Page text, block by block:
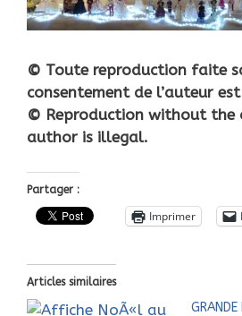
© Toute reproduction faite
consentement de l’auteur
© Reproduction without the
author is illegal.
Partager :
Imprimer
Articles similaires